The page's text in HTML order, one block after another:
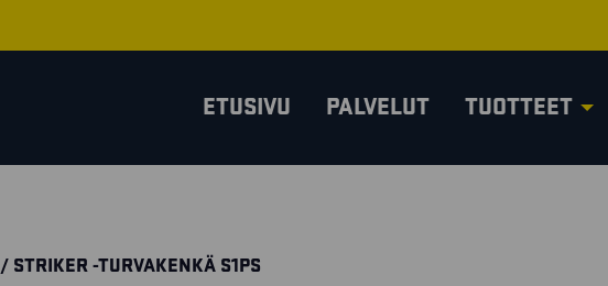
ETUSIVU PALVELUT TUOTTEET
/ STRIKER -TURVAKENKÄ S1PS